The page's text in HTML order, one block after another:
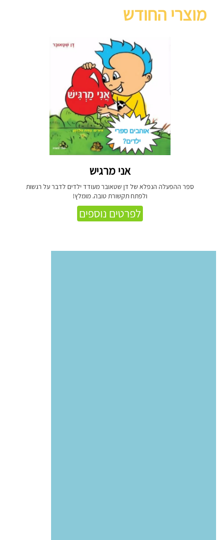
מוצרי החודש
אני מרגיש
ספר ההפעלה הנפלא של דן שטאובר מעודד ילדים לדבר על רגשות
ולפתח תקשורת טובה. מומלץ!
לפרטים נוספים